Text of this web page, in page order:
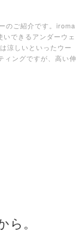
のご紹介です。iroma
できるアンダーウェ
涼しいといったウー
ィングですが、高い伸
ら。